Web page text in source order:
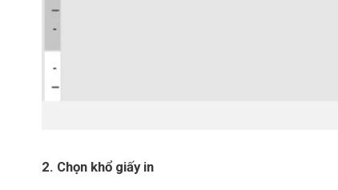
2. Chọn khổ giấy in